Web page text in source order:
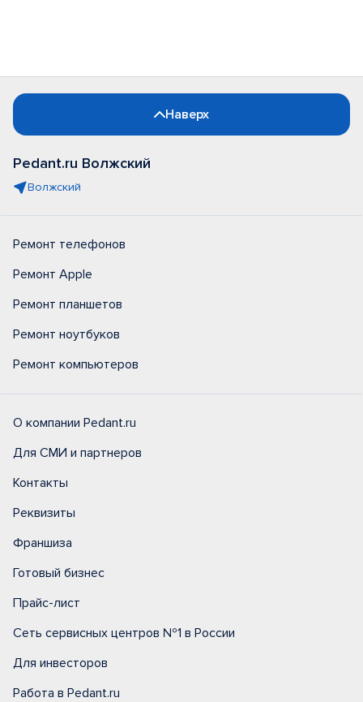
Наверх
Pedant.ru Волжский
Волжский
Ремонт телефонов
Ремонт Apple
Ремонт планшетов
Ремонт ноутбуков
Ремонт компьютеров
О компании Pedant.ru
Для СМИ и партнеров
Контакты
Реквизиты
Франшиза
Готовый бизнес
Прайс-лист
Сеть сервисных центров №1 в России
Для инвесторов
Работа в Pedant.ru